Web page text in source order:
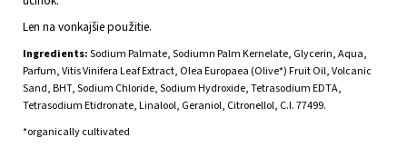
Len na vonkajšie použitie.
Ingredients:Sodium Palmate, Sodiumn Palm Kernelate, Glycerin, Aqua,
Parfum, Vitis Vinifera Leaf Extract, Olea Europaea (Olive*) Fruit Oil, Volcanic
Sand, BHT, Sodium Chloride, Sodium Hydroxide, Tetrasodium EDTA,
Tetrasodium Etidronate, Linalool, Geraniol, Citronellol, C.I. 77499.
*organically cultivated